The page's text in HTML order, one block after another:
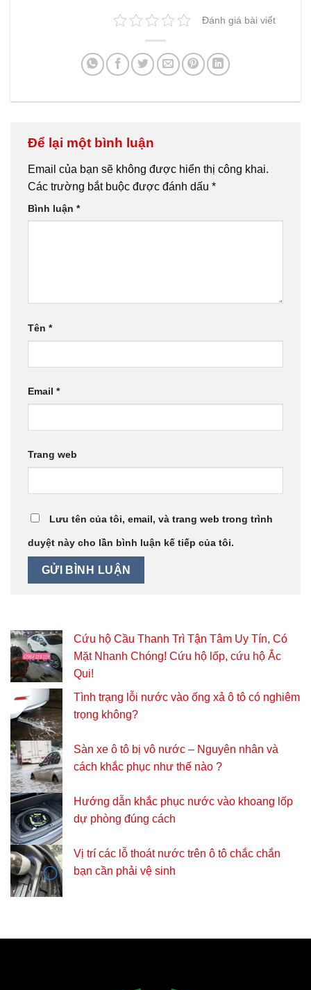
Đánh giá bài viết
Để lại một bình luận
Email của bạn sẽ không được hiển thị công khai.
Các trường bắt buộc được đánh dấu *
Bình luận *
Tên *
Email *
Trang web
Lưu tên của tôi, email, và trang web trong trình
duyệt này cho lần bình luận kế tiếp của tôi.
Cứu hộ Cầu Thanh Trì Tận Tâm Uy Tín, Có
Mặt Nhanh Chóng! Cứu hộ lốp, cứu hộ Ắc
Qui!
Tình trạng lỗi nước vào ống xả ô tô có nghiêm
trọng không?
Sàn xe ô tô bị vô nước – Nguyên nhân và
cách khắc phục như thế nào ?
Hướng dẫn khắc phục nước vào khoang lốp
dự phòng đúng cách
Vị trí các lỗ thoát nước trên ô tô chắc chắn
bạn cần phải vệ sinh